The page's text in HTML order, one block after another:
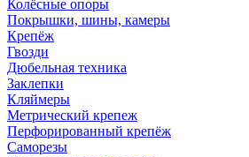
Колёсные опоры
Покрышки, шины, камеры
Крепёж
Гвозди
Дюбельная техника
Заклепки
Кляймеры
Метрический крепеж
Перфорированный крепёж
Саморезы